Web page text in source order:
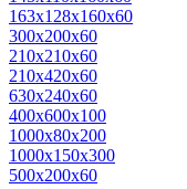
163х128х160х60
300х200х60
210х210х60
210х420х60
630х240х60
400х600х100
1000х80х200
1000х150х300
500х200х60